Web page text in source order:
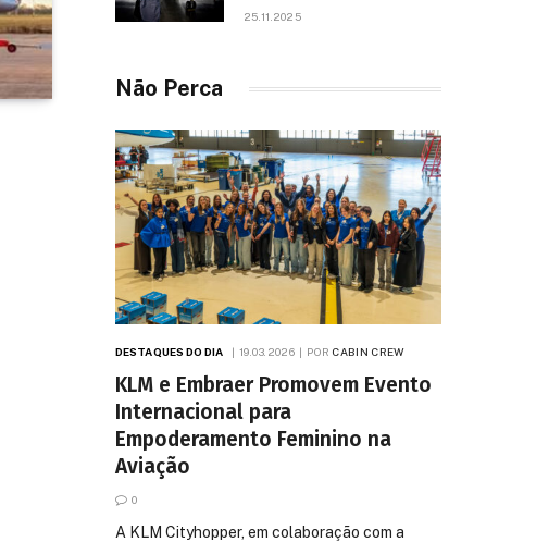
25.11.2025
Não Perca
DESTAQUES DO DIA 19.03.2026 POR CABIN CREW
KLM e Embraer Promovem Evento
Internacional para
Empoderamento Feminino na
Aviação
0
A KLM Cityhopper, em colaboração com a